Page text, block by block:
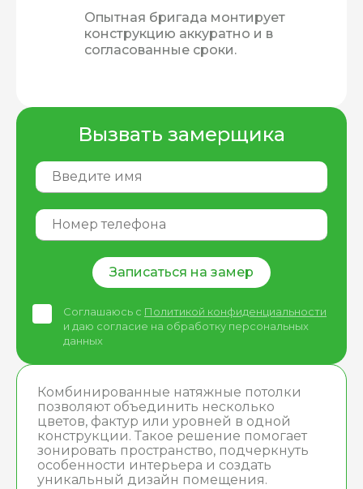
Опытная бригада монтирует
конструкцию аккуратно и в
согласованные сроки.
Вызвать замерщика
Записаться на замер
Соглашаюсь с Политикой конфиденциальности
и даю согласие на обработку персональных
данных
Комбинированные натяжные потолки
позволяют объединить несколько
цветов, фактур или уровней в одной
конструкции. Такое решение помогает
зонировать пространство, подчеркнуть
особенности интерьера и создать
уникальный дизайн помещения.